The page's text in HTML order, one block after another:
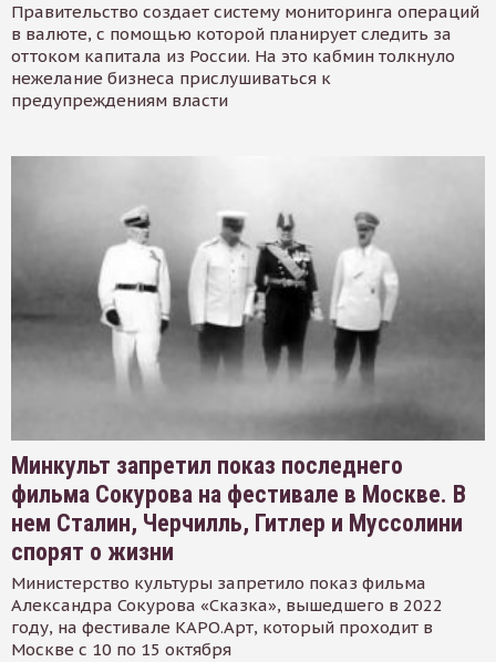
Правительство создает систему мониторинга операций
в валюте, с помощью которой планирует следить за
оттоком капитала из России. На это кабмин толкнуло
нежелание бизнеса прислушиваться к
предупреждениям власти
Минкульт запретил показ последнего
фильма Сокурова на фестивале в Москве. В
нем Сталин, Черчилль, Гитлер и Муссолини
спорят о жизни
Министерство культуры запретило показ фильма
Александра Сокурова «Сказка», вышедшего в 2022
году, на фестивале КАРО.Арт, который проходит в
Москве с 10 по 15 октября